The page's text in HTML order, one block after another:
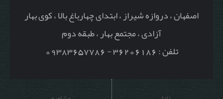
اصفهان ، دروازه شیراز ، ابتدای چهارباغ بالا ، کوی بهار
آزادی ، مجتمع بهار ، طبقه دوم
تلفن : 36206186 - 09383657786